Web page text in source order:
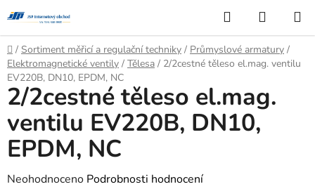
na
obsah
Hledat
KOŠÍK
Domů
/ Sortiment měřicí a regulační techniky / Průmyslové armatury /
Elektromagnetické ventily / Tělesa / 2/2cestné těleso el.mag. ventilu
EV220B, DN10, EPDM, NC
2/2cestné těleso el.mag.
ventilu EV220B, DN10,
EPDM, NC
Průměrné
Neohodnoceno Podrobnosti hodnocení